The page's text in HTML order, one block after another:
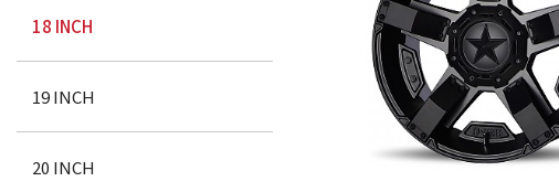
18 INCH
19 INCH
20 INCH